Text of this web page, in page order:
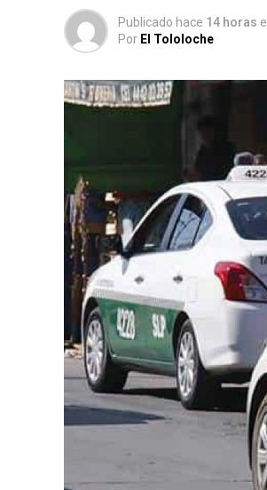
Publicado hace 14 horas
Por El Tololoche